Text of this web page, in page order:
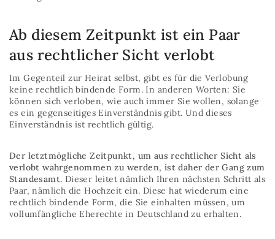
Ab diesem Zeitpunkt ist ein Paar
aus rechtlicher Sicht verlobt
Im Gegenteil zur Heirat selbst, gibt es für die Verlobung
keine rechtlich bindende Form. In anderen Worten: Sie
können sich verloben, wie auch immer Sie wollen, solange
es ein gegenseitiges Einverständnis gibt. Und dieses
Einverständnis ist rechtlich gültig.
Der letztmögliche Zeitpunkt, um aus rechtlicher Sicht als
verlobt wahrgenommen zu werden, ist daher der Gang zum
Standesamt. Dieser leitet nämlich Ihren nächsten Schritt als
Paar, nämlich die Hochzeit ein. Diese hat wiederum eine
rechtlich bindende Form, die Sie einhalten müssen, um
vollumfängliche Eherechte in Deutschland zu erhalten.